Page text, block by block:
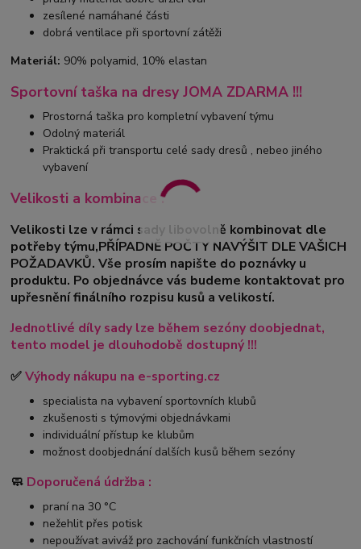
zesílené namáhané části
dobrá ventilace při sportovní zátěži
Materiál: 90% polyamid, 10% elastan
Sportovní taška na dresy JOMA ZDARMA !!!
Prostorná taška pro kompletní vybavení týmu
Odolný materiál
Praktická při transportu celé sady dresů , nebeo jiného
vybavení
Velikosti a kombinace :
Velikosti lze v rámci sady libovolně kombinovat dle
potřeby týmu,PŘÍPADNĚ POČTY NAVÝŠIT DLE VAŠICH
POŽADAVKŮ. Vše prosím napište do poznávky u
produktu. Po objednávce vás budeme kontaktovat pro
upřesnění finálního rozpisu kusů a velikostí.
Jednotlivé díly sady lze během sezóny doobjednat,
tento model je dlouhodobě dostupný !!!
✅Výhody nákupu na e-sporting.cz
specialista na vybavení sportovních klubů
zkušenosti s týmovými objednávkami
individuální přístup ke klubům
možnost doobjednání dalších kusů během sezóny
🧼 Doporučená údržba :
praní na 30 °C
nežehlit přes potisk
nepoužívat aviváž pro zachování funkčních vlastností